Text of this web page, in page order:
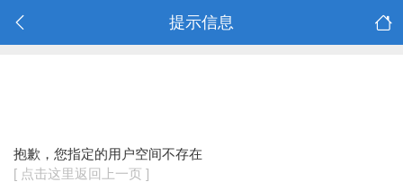
提示信息
抱歉，您指定的用户空间不存在
[ 点击这里返回上一页 ]